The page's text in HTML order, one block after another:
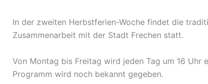
In der zweiten Herbstferien-Woche findet die
Zusammenarbeit mit der Stadt Frechen statt.
Von Montag bis Freitag wird jeden Tag um 16 Uhr
Programm wird noch bekannt gegeben.